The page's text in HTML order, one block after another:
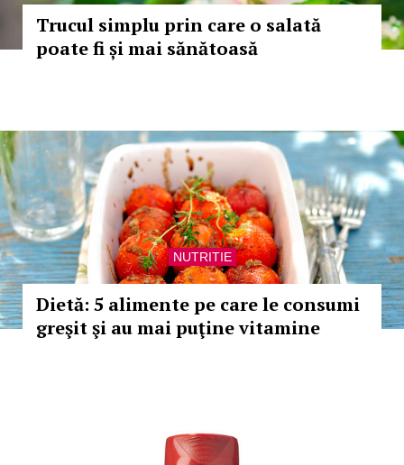
Trucul simplu prin care o salată
poate fi și mai sănătoasă
NUTRITIE
Dietă: 5 alimente pe care le consumi
greşit şi au mai puţine vitamine